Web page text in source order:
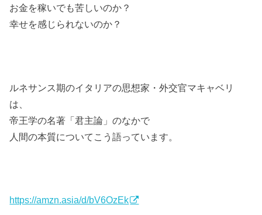
お金を稼いでも苦しいのか？
幸せを感じられないのか？
ルネサンス期のイタリアの思想家・外交官マキャベリ
は、
帝王学の名著「君主論」のなかで
人間の本質についてこう語っています。
https://amzn.asia/d/bV6OzEk